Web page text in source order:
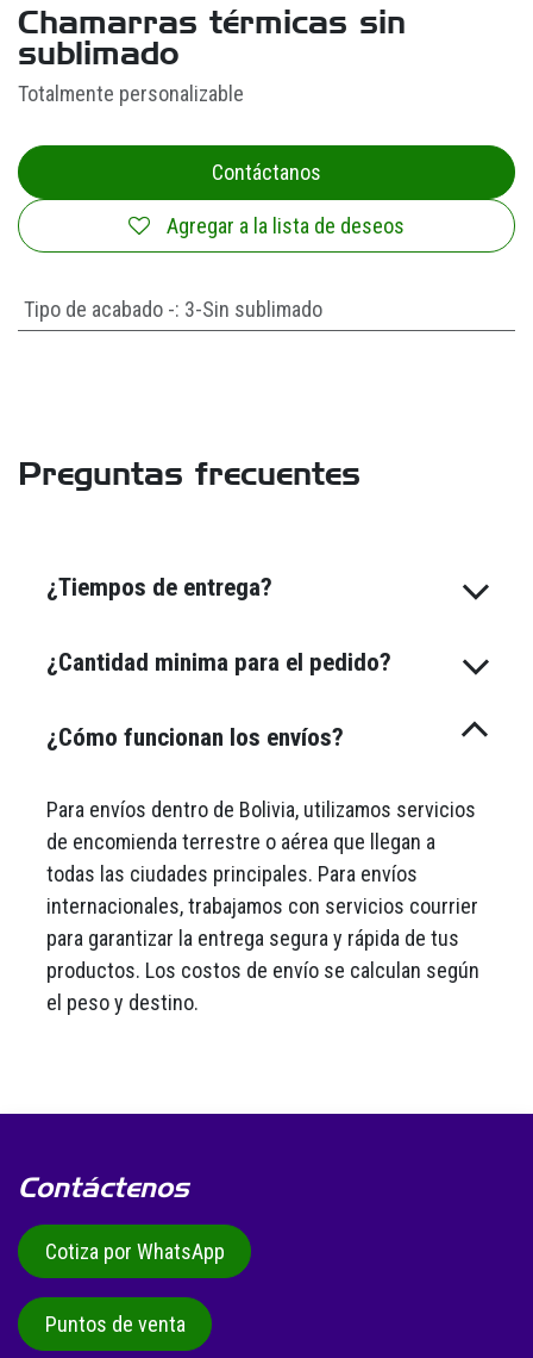
Chamarras térmicas sin
sublimado
Totalmente personalizable
Contáctanos
Agregar a la lista de deseos
Tipo de acabado -: 3-Sin sublimado
Preguntas frecuentes
¿Tiempos de entrega?
¿Cantidad minima para el pedido?
¿Cómo funcionan los envíos?
Para envíos dentro de Bolivia, utilizamos servicios
de encomienda terrestre o aérea que llegan a
todas las ciudades principales. Para envíos
internacionales, trabajamos con servicios courrier
para garantizar la entrega segura y rápida de tus
productos. Los costos de envío se calculan según
el peso y destino.
Contáctenos
Cotiza por WhatsApp
Puntos de venta